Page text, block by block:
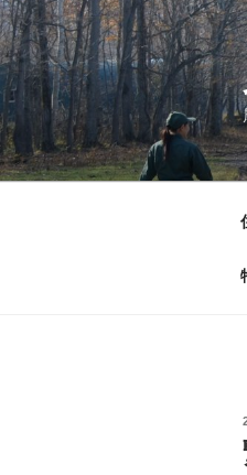
コ
ン
テ
ン
ツ
へ
ス